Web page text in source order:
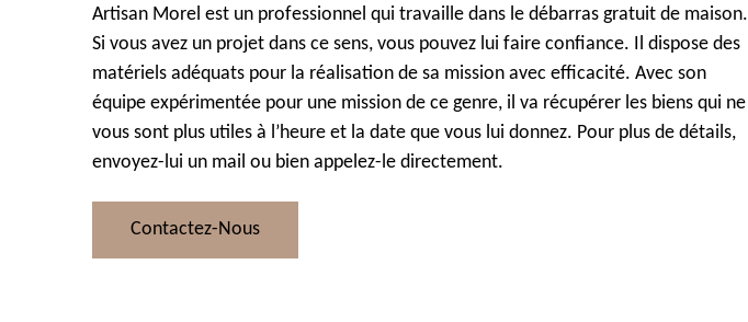
Artisan Morel est un professionnel qui travaille dans le débarras gratuit de maison.
Si vous avez un projet dans ce sens, vous pouvez lui faire confiance. Il dispose des
matériels adéquats pour la réalisation de sa mission avec efficacité. Avec son
équipe expérimentée pour une mission de ce genre, il va récupérer les biens qui ne
vous sont plus utiles à l’heure et la date que vous lui donnez. Pour plus de détails,
envoyez-lui un mail ou bien appelez-le directement.
Contactez-Nous